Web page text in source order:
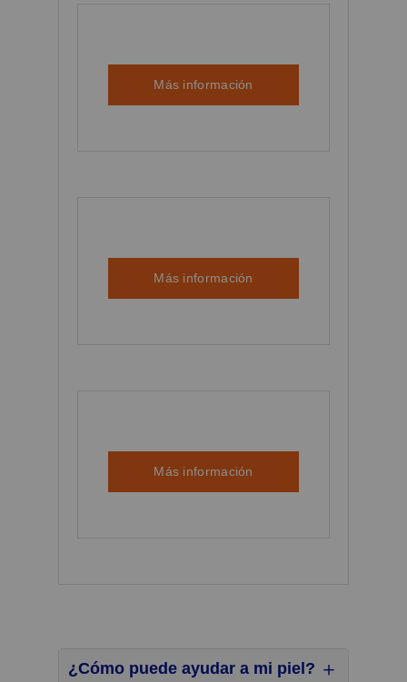
Más información
Más información
Más información
¿Cómo puede ayudar a mi piel?